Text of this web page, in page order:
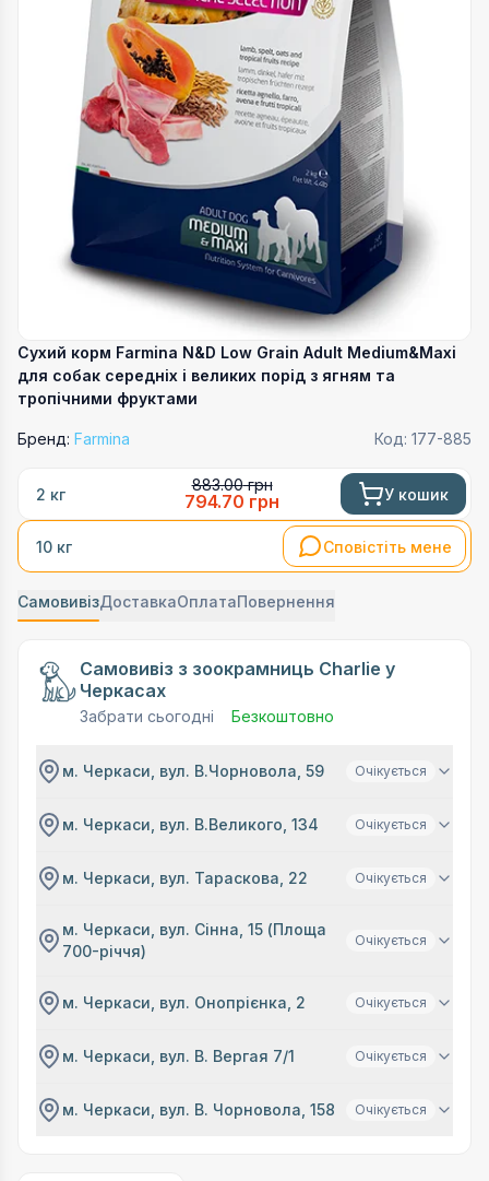
Сухий корм Farmina N&D Low Grain Adult Medium&Maxi
для собак середніх і великих порід з ягням та
тропічними фруктами
Бренд: Farmina Код: 177-885
2 кг
883.00грн
794.70 грн У кошик
10 кг Сповістіть мене
СамовивізДоставкаОплатаПовернення
Самовивіз з зоокрамниць Charlie у
Черкасах
Забрати сьогодні Безкоштовно
м. Черкаси, вул. В.Чорновола, 59 Очікується
м. Черкаси, вул. В.Великого, 134 Очікується
м. Черкаси, вул. Тараскова, 22 Очікується
м. Черкаси, вул. Сінна, 15 (Площа
700-річчя)
Очікується
м. Черкаси, вул. Онопрієнка, 2 Очікується
м. Черкаси, вул. В. Вергая 7/1 Очікується
м. Черкаси, вул. В. Чорновола, 158 Очікується